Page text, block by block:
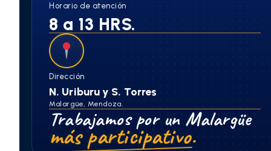
Horario de atención
8 a 13 HRS.
Dirección
N. Uriburu y S. Torres
Malargüe, Mendoza.
Trabajamos por un Malargüe
más participativo.